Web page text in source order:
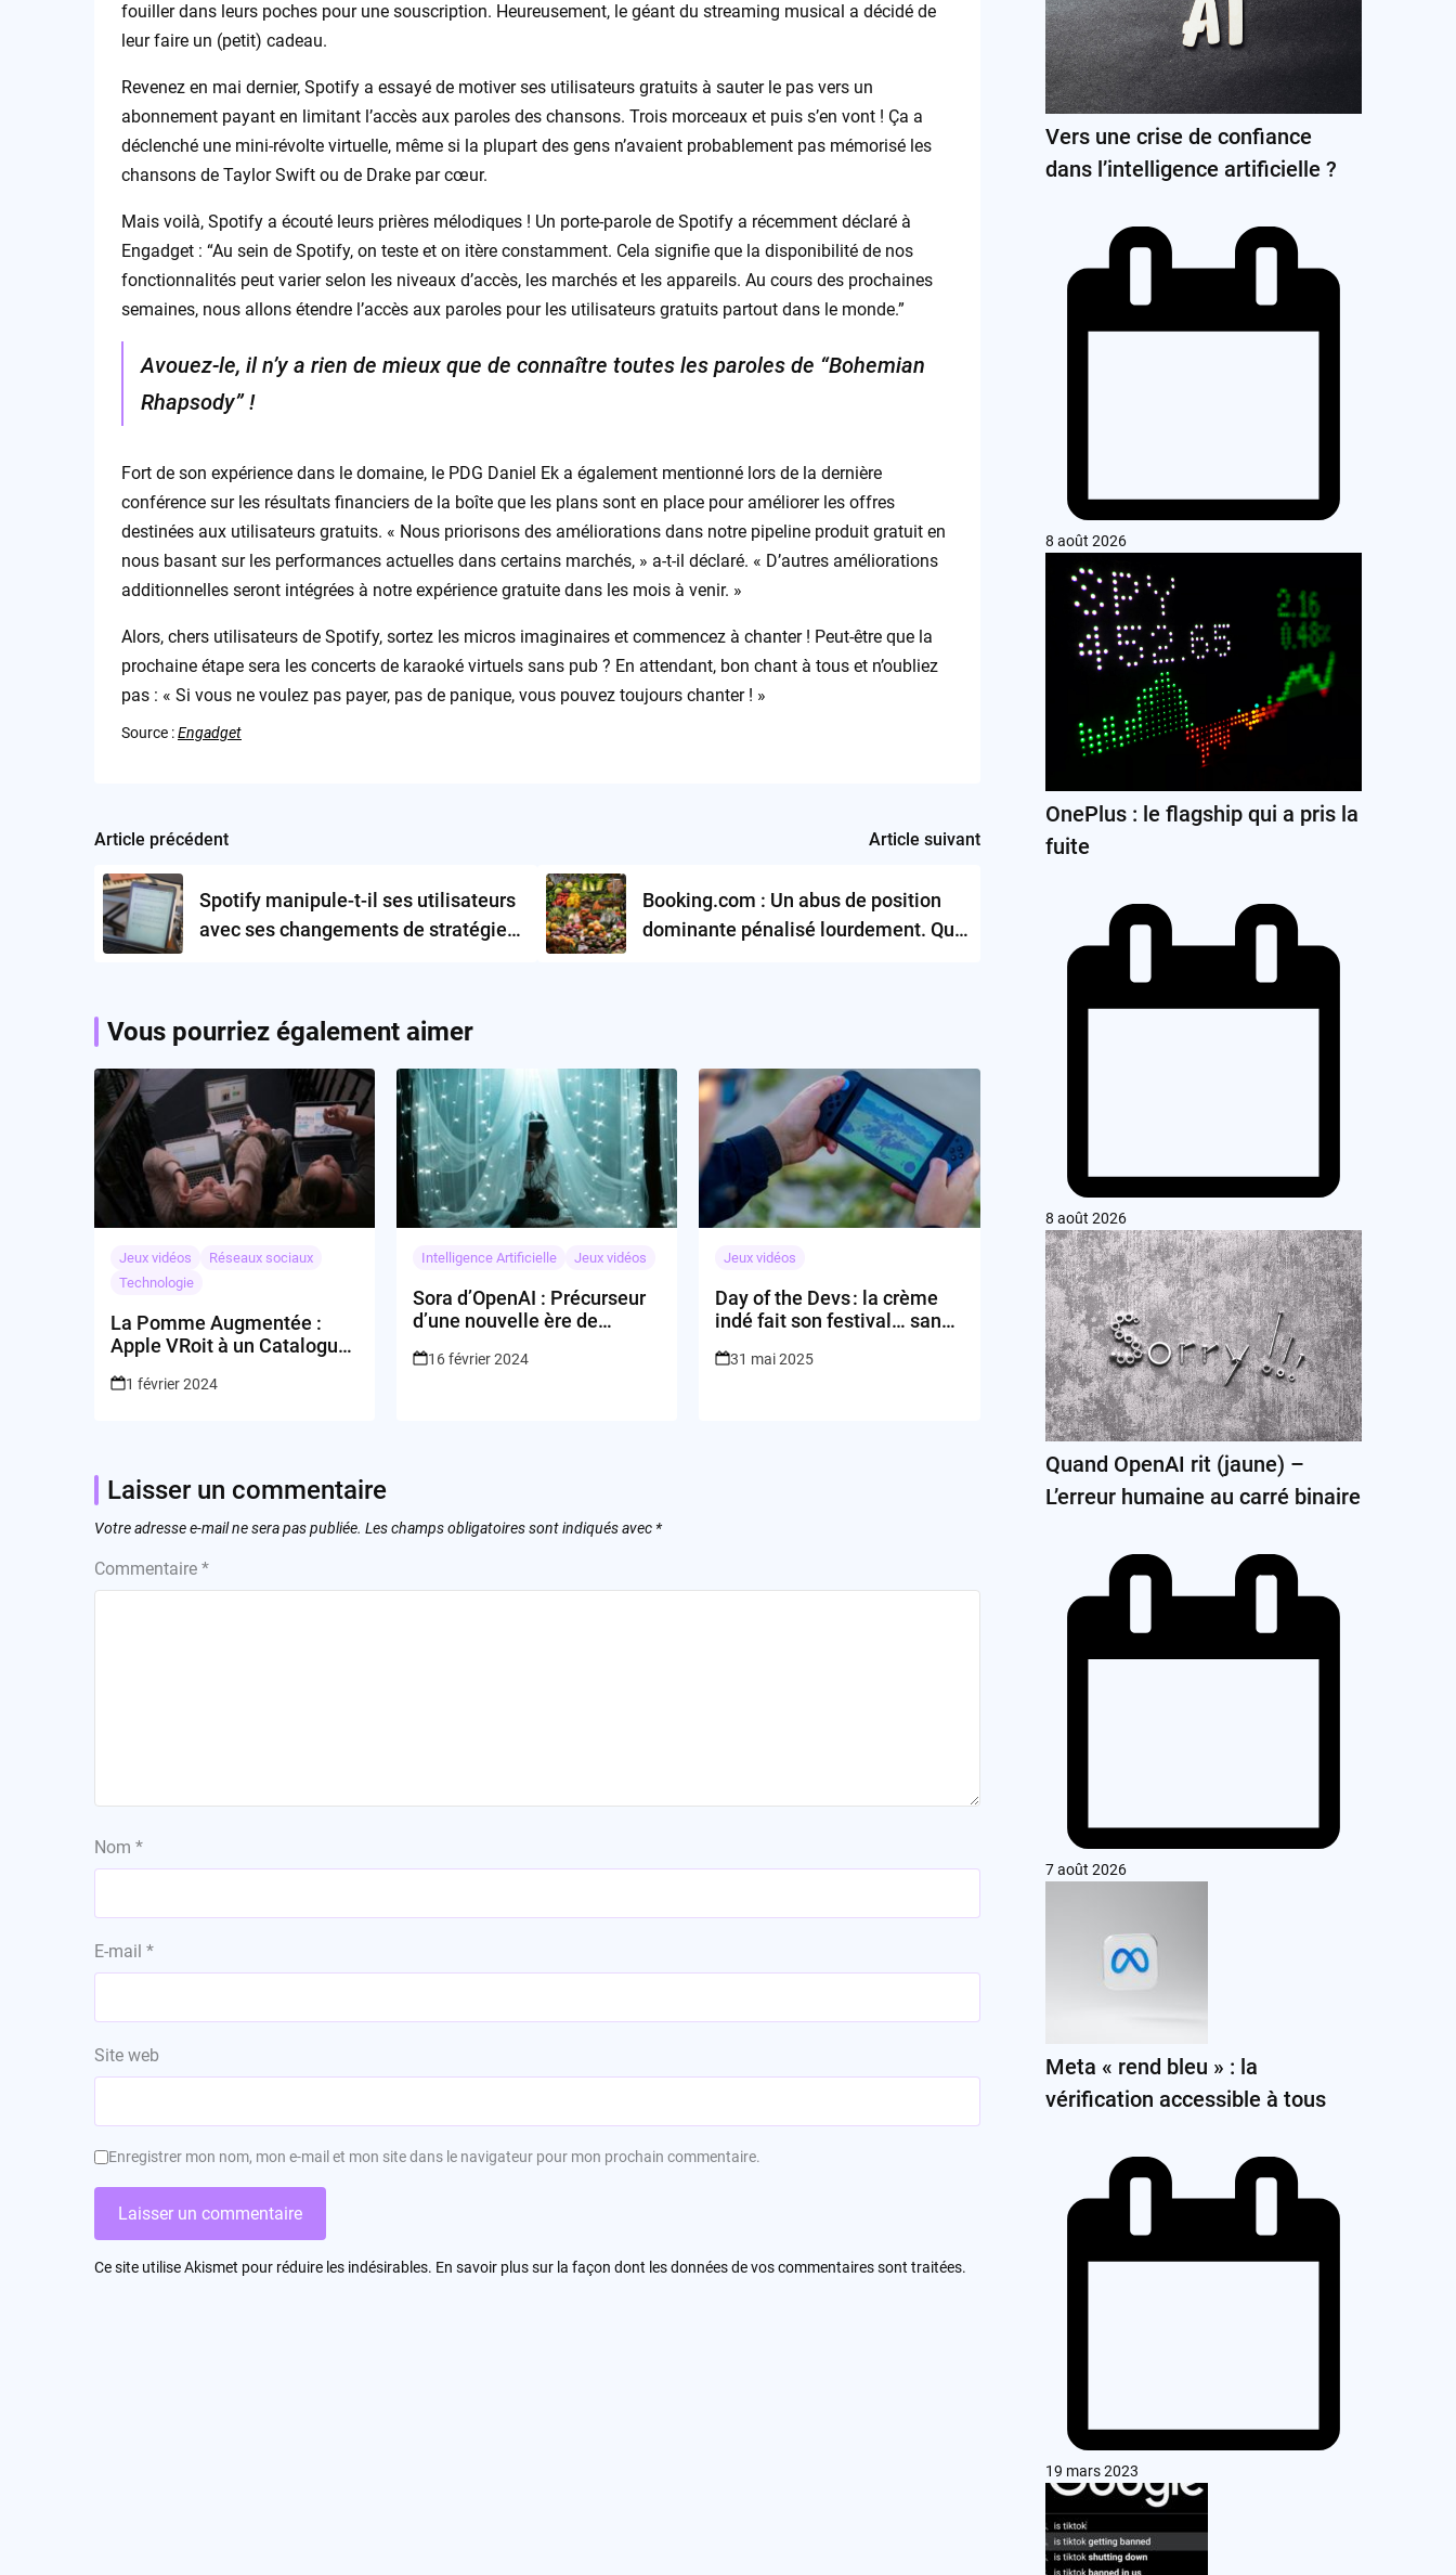
fouiller dans leurs poches pour une souscription. Heureusement, le géant du streaming musical a décidé de
leur faire un (petit) cadeau.
Revenez en mai dernier, Spotify a essayé de motiver ses utilisateurs gratuits à sauter le pas vers un
abonnement payant en limitant l’accès aux paroles des chansons. Trois morceaux et puis s’en vont ! Ça a
déclenché une mini-révolte virtuelle, même si la plupart des gens n’avaient probablement pas mémorisé les
chansons de Taylor Swift ou de Drake par cœur.
Mais voilà, Spotify a écouté leurs prières mélodiques ! Un porte-parole de Spotify a récemment déclaré à
Engadget : “Au sein de Spotify, on teste et on itère constamment. Cela signifie que la disponibilité de nos
fonctionnalités peut varier selon les niveaux d’accès, les marchés et les appareils. Au cours des prochaines
semaines, nous allons étendre l’accès aux paroles pour les utilisateurs gratuits partout dans le monde.”
Avouez-le, il n’y a rien de mieux que de connaître toutes les paroles de “Bohemian
Rhapsody” !
Fort de son expérience dans le domaine, le PDG Daniel Ek a également mentionné lors de la dernière
conférence sur les résultats financiers de la boîte que les plans sont en place pour améliorer les offres
destinées aux utilisateurs gratuits. « Nous priorisons des améliorations dans notre pipeline produit gratuit en
nous basant sur les performances actuelles dans certains marchés, » a-t-il déclaré. « D’autres améliorations
additionnelles seront intégrées à notre expérience gratuite dans les mois à venir. »
Alors, chers utilisateurs de Spotify, sortez les micros imaginaires et commencez à chanter ! Peut-être que la
prochaine étape sera les concerts de karaoké virtuels sans pub ? En attendant, bon chant à tous et n’oubliez
pas : « Si vous ne voulez pas payer, pas de panique, vous pouvez toujours chanter ! »
Source :Engadget
Post
navigation
Article précédent
Spotify manipule-t-il ses utilisateurs
avec ses changements de stratégie
Article suivant
Booking.com : Un abus de position
dominante pénalisé lourdement. Quel
Vous pourriez également aimer
Jeux vidéos
Réseaux sociaux
Technologie
La Pomme Augmentée :
Apple VRoit à un Catalogue
1 février 2024
Intelligence Artificielle Jeux vidéos
Sora d’OpenAI : Précurseur
d’une nouvelle ère de
16 février 2024
Jeux vidéos
Day of the Devs : la crème
indé fait son festival… sans
31 mai 2025
Laisser un commentaire
Votre adresse e-mail ne sera pas publiée. Les champs obligatoires sont indiqués avec *
Commentaire *
Nom *
E-mail *
Site web
Enregistrer mon nom, mon e-mail et mon site dans le navigateur pour mon prochain commentaire.
Ce site utilise Akismet pour réduire les indésirables. En savoir plus sur la façon dont les données de vos commentaires sont traitées.
Vers une crise de confiance
dans l’intelligence artificielle ?
8 août 2026
OnePlus : le flagship qui a pris la
fuite
8 août 2026
Quand OpenAI rit (jaune) –
L’erreur humaine au carré binaire
7 août 2026
Meta « rend bleu » : la
vérification accessible à tous
19 mars 2023